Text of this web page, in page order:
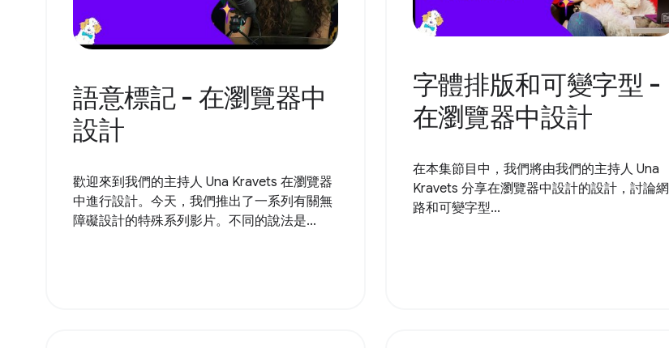
語意標記 - 在瀏覽器中
設計
歡迎來到我們的主持人 Una Kravets 在瀏覽器
中進行設計。今天，我們推出了一系列有關無
障礙設計的特殊系列影片。不同的說法是...
字體排版和可變字型 -
在瀏覽器中設計
在本集節目中，我們將由我們的主持人 Una
Kravets 分享在瀏覽器中設計的設計，討論網
路和可變字型...